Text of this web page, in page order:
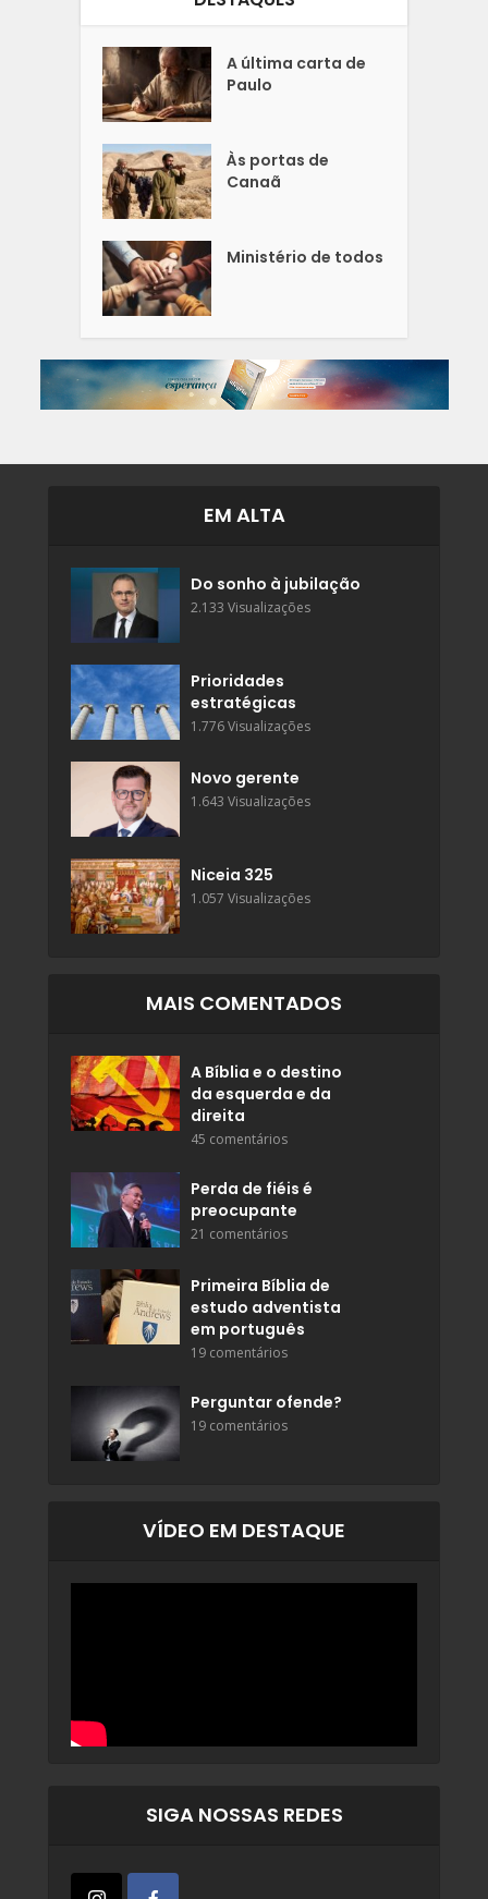
A última carta de
Paulo
Às portas de
Canaã
Ministério de todos
EM ALTA
Do sonho à jubilação
2.133 Visualizações
Prioridades
estratégicas
1.776 Visualizações
Novo gerente
1.643 Visualizações
Niceia 325
1.057 Visualizações
MAIS COMENTADOS
A Bíblia e o destino
da esquerda e da
direita
45 comentários
Perda de fiéis é
preocupante
21 comentários
Primeira Bíblia de
estudo adventista
em português
19 comentários
Perguntar ofende?
19 comentários
VÍDEO EM DESTAQUE
SIGA NOSSAS REDES